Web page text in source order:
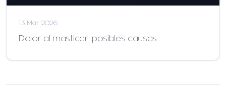
13 Mar 2026
Dolor al masticar: posibles causas